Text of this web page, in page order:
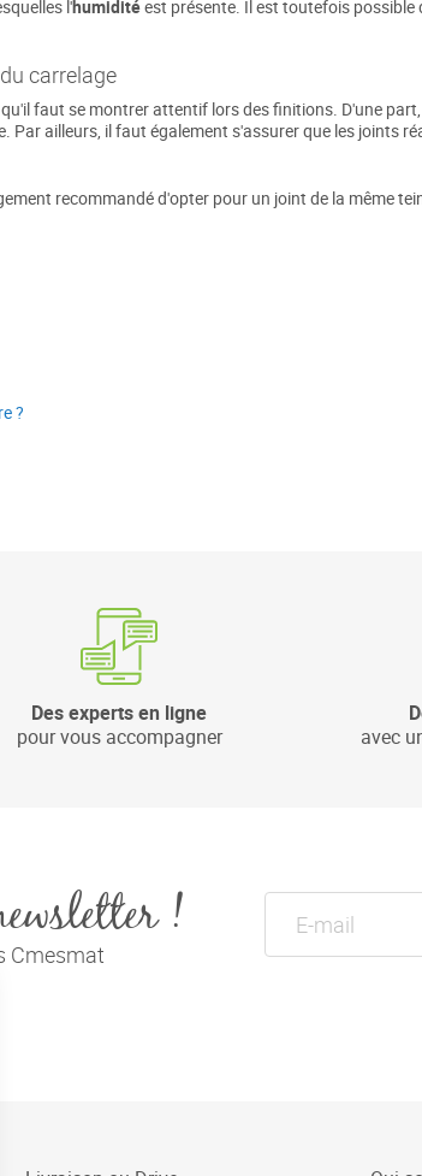
l'humiditéest présente. Il est toutefois possible
carrelage
faut se montrer attentif lors des finitions. D'une
ailleurs, il faut également s'assurer que les joints
recommandé d'opter pour un joint de la même
?
Des experts en ligne
pour vous accompagner
avec
!
Cmesmat